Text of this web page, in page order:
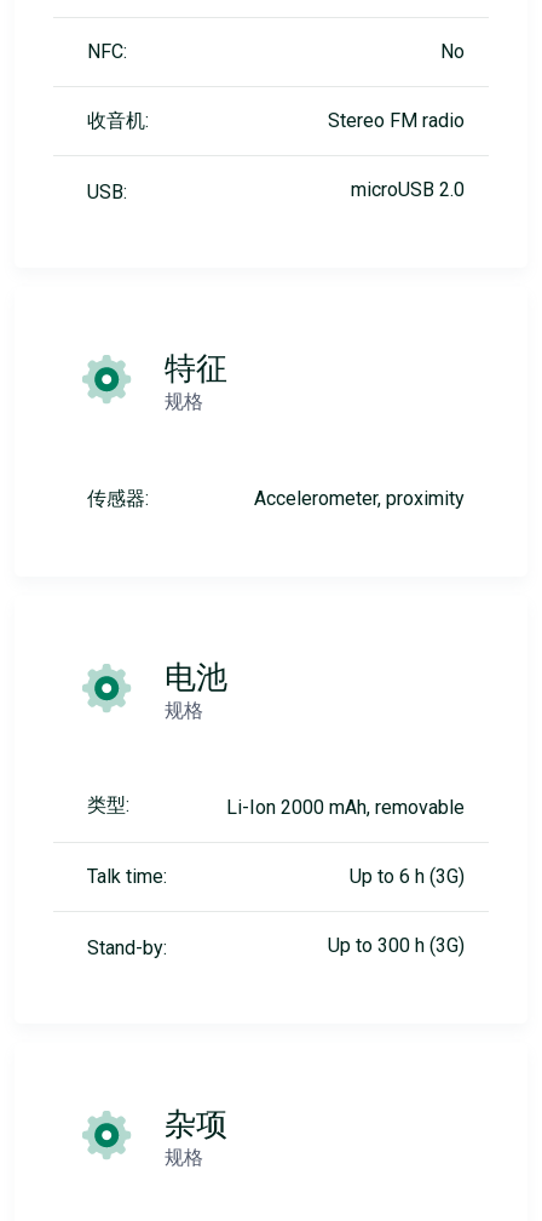
NFC: No
收音机: Stereo FM radio
USB: microUSB 2.0
特征
规格
传感器: Accelerometer, proximity
电池
规格
类型: Li-Ion 2000 mAh, removable
Talk time: Up to 6 h (3G)
Stand-by: Up to 300 h (3G)
杂项
规格